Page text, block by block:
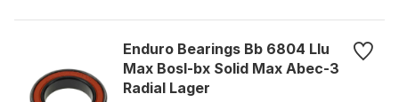
Enduro Bearings Bb 6804 Llu
Max Bosl-bx Solid Max Abec-3
Radial Lager